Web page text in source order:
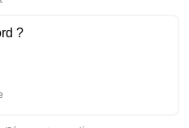
haut de gamme, Crash est
avec les séries photo et
laboratoire d'influence
le meilleur de la mode et